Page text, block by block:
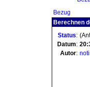
Bezug
Berechnen
Status:
Datum:
Autor: